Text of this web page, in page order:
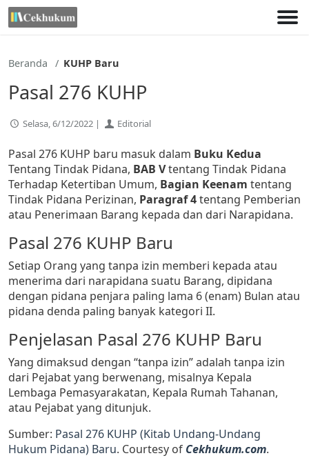
Lewati
ke
Beranda KUHP Baru
Pasal 276 KUHP
Selasa, 6/12/2022 | Editorial
Pasal 276 KUHP baru masuk dalam Buku Kedua
Tentang Tindak Pidana, BAB Vtentang Tindak Pidana
Terhadap Ketertiban Umum, Bagian Keenam tentang
Tindak Pidana Perizinan, Paragraf 4tentang Pemberian
atau Penerimaan Barang kepada dan dari Narapidana.
Pasal 276 KUHP Baru
Setiap Orang yang tanpa izin memberi kepada atau
menerima dari narapidana suatu Barang, dipidana
dengan pidana penjara paling lama 6 (enam) Bulan atau
pidana denda paling banyak kategori II.
Penjelasan Pasal 276 KUHP Baru
Yang dimaksud dengan “tanpa izin” adalah tanpa izin
dari Pejabat yang berwenang, misalnya Kepala
Lembaga Pemasyarakatan, Kepala Rumah Tahanan,
atau Pejabat yang ditunjuk.
Sumber: Pasal 276 KUHP (Kitab Undang-Undang
Hukum Pidana) Baru. Courtesy of Cekhukum.com.